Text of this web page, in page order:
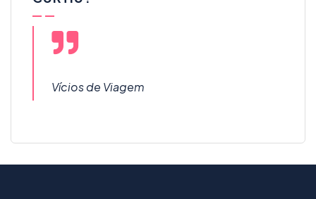
Vícios de Viagem